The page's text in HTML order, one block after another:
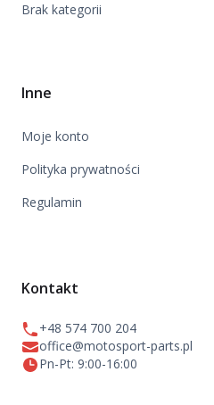
Brak kategorii
Inne
Moje konto
Polityka prywatności
Regulamin
Kontakt
+48 574 700 204
office@motosport-parts.pl
Pn-Pt: 9:00-16:00